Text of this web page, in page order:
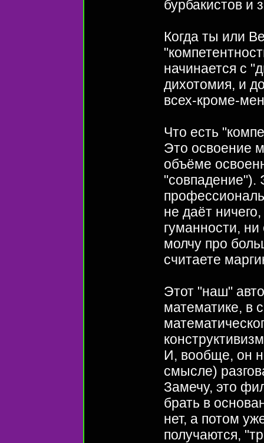
бурбакистов и
Когда ты или
начинается с
дихотомия, и
всех-кроме-
Что есть
Это освоение
объёме
"совпадение").
не даёт
гуманности,
молчу про
считаете
Этот "наш"
математике, в
И, вообще, он
смысле)
Замечу, это
брать в
нет, а потом
получаются,